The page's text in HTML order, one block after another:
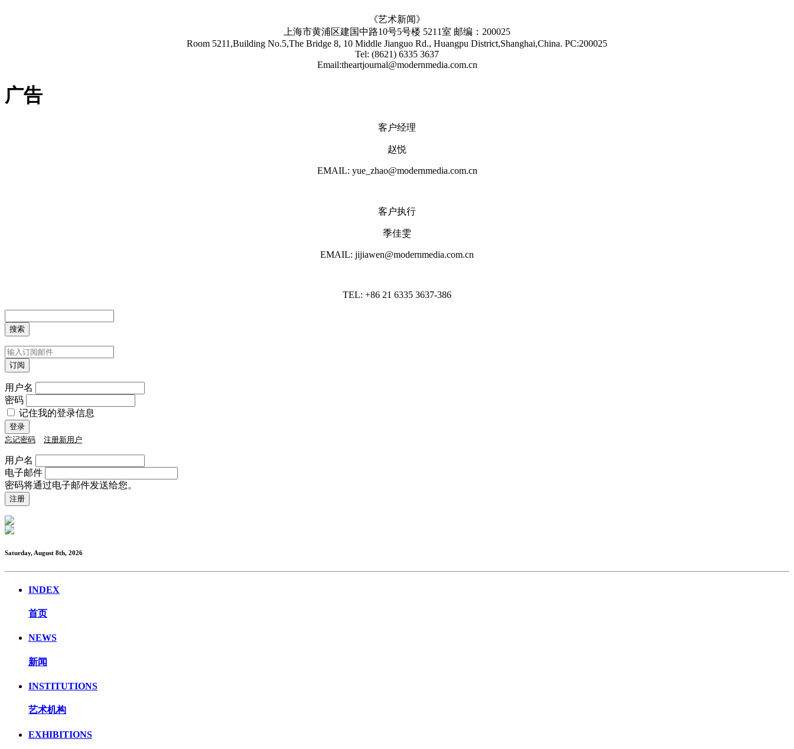
《艺术新闻》
上海市黄浦区建国中路10号5号楼 5211室 邮编：200025
Room 5211,Building No.5,The Bridge 8, 10 Middle Jianguo Rd., Huangpu District,Shanghai,China. PC:200025
Tel: (8621) 6335 3637
Email:theartjournal@modernmedia.com.cn
广告
客户经理
赵悦
EMAIL: yue_zhao@modernmedia.com.cn
客户执行
季佳雯
EMAIL: jijiawen@modernmedia.com.cn
TEL: +86 21 6335 3637-386
用户名
密码
记住我的登录信息
忘记密码 注册新用户
用户名
电子邮件
密码将通过电子邮件发送给您。
Saturday, August 8th, 2026
INDEX
首页
NEWS
新闻
INSTITUTIONS
艺术机构
EXHIBITIONS